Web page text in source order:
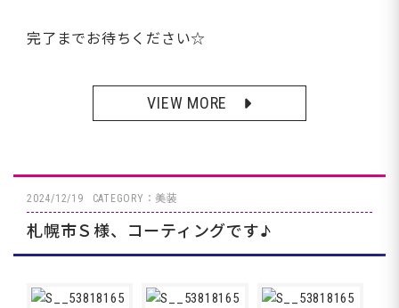
完了までお待ちください☆
VIEW MORE
2024/12/19 CATEGORY：美装
札幌市Ｓ様、コーティングです♪